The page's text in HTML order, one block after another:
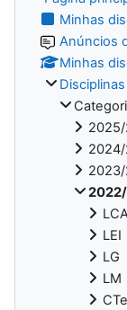
Minhas
Anúncios
Minhas
Disciplinas
LEI
LG
LM